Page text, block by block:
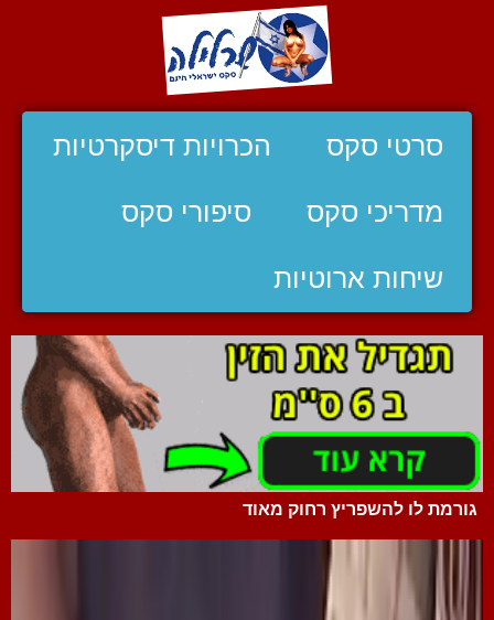
סרטי סקס הכרויות דיסקרטיות
מדריכי סקס סיפורי סקס
שיחות ארוטיות
גורמת לו להשפריץ רחוק מאוד